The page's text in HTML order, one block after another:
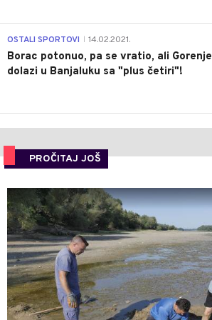
OSTALI SPORTOVI 14.02.2021.
Borac potonuo, pa se vratio, ali Gorenje
dolazi u Banjaluku sa "plus četiri"!
PROČITAJ JOŠ